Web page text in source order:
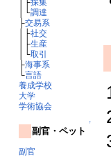
│└調達
├交易系
│├社交
│├生産
│└取引
├海事系
└言語
養成学校
大学
学術協会
↑
副官・ペット
副官